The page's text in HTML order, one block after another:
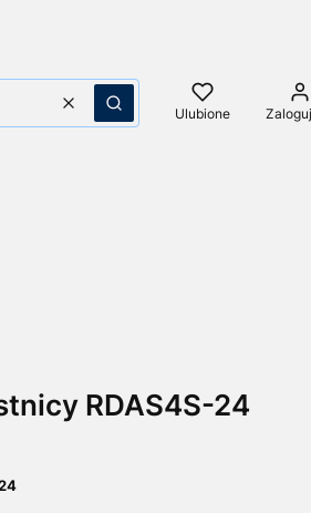
WyczyśćSzukaj Ulubione
RDAS4S-24